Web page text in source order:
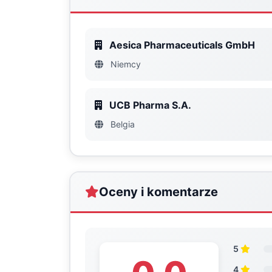
Aesica Pharmaceuticals GmbH
Niemcy
UCB Pharma S.A.
Belgia
Oceny i komentarze
5
4